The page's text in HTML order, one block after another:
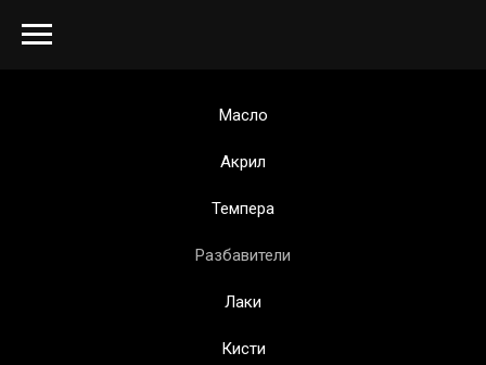
Масло
Акрил
Темпера
Разбавители
Лаки
Кисти